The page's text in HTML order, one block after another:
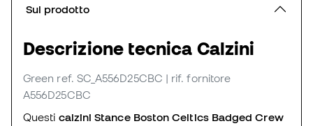
Sul prodotto
Descrizione tecnica Calzini
Green ref. SC_A556D25CBC | rif. fornitore
A556D25CBC
Questi calzini Stance Boston Celtics Badged Crew